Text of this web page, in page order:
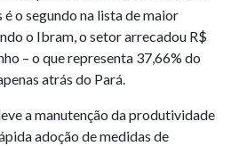
o segundo na lista de maior
o Ibram, o setor arrecadou R$
– o que representa 37,66% do
atrás do Pará.
a manutenção da produtividade
adoção de medidas de